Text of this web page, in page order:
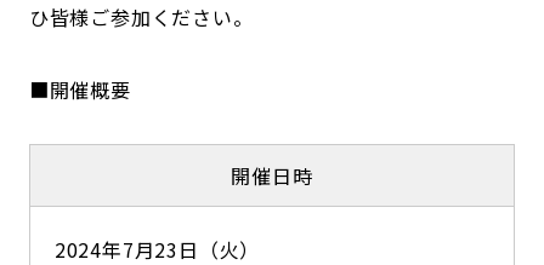
ひ皆様ご参加ください。
■開催概要
開催日時
2024年7月23日（火）